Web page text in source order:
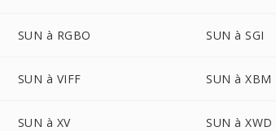
SUN à RGBO SUN à SGI
SUN à VIFF SUN à XBM
SUN à XV SUN à XWD